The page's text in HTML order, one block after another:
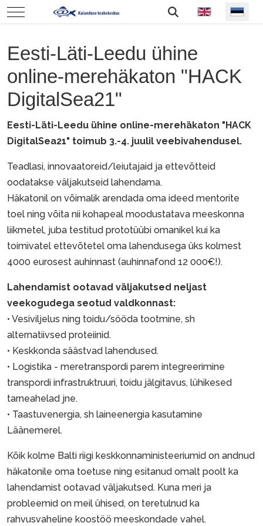
Mobile Menu Toggle Vali keel
Eesti-Läti-Leedu ühine
online-merehäkaton "HACK
DigitalSea21"
Eesti-Läti-Leedu ühine online-merehäkaton "HACK
DigitalSea21" toimub 3.-4. juulil veebivahendusel.
Teadlasi, innovaatoreid/leiutajaid ja ettevõtteid
oodatakse väljakutseid lahendama.
Häkatonil on võimalik arendada oma ideed mentorite
toel ning võita nii kohapeal moodustatava meeskonna
liikmetel, juba testitud prototüübi omanikel kui ka
toimivatel ettevõtetel oma lahendusega üks kolmest
4000 eurosest auhinnast (auhinnafond 12 000€!).
Lahendamist ootavad väljakutsed neljast
veekogudega seotud valdkonnast:
• Vesiviljelus ning toidu/sööda tootmine, sh
alternatiivsed proteiinid.
• Keskkonda säästvad lahendused.
• Logistika - meretranspordi parem integreerimine
transpordi infrastruktruuri, toidu jälgitavus, lühikesed
tarneahelad jne.
• Taastuvenergia, sh laineenergia kasutamine
Läänemerel.
Kõik kolme Balti riigi keskkonnaministeeriumid on andnud
häkatonile oma toetuse ning esitanud omalt poolt ka
lahendamist ootavad väljakutsed. Kuna meri ja
probleemid on meil ühised, on teretulnud ka
rahvusvaheline koostöö meeskondade vahel.